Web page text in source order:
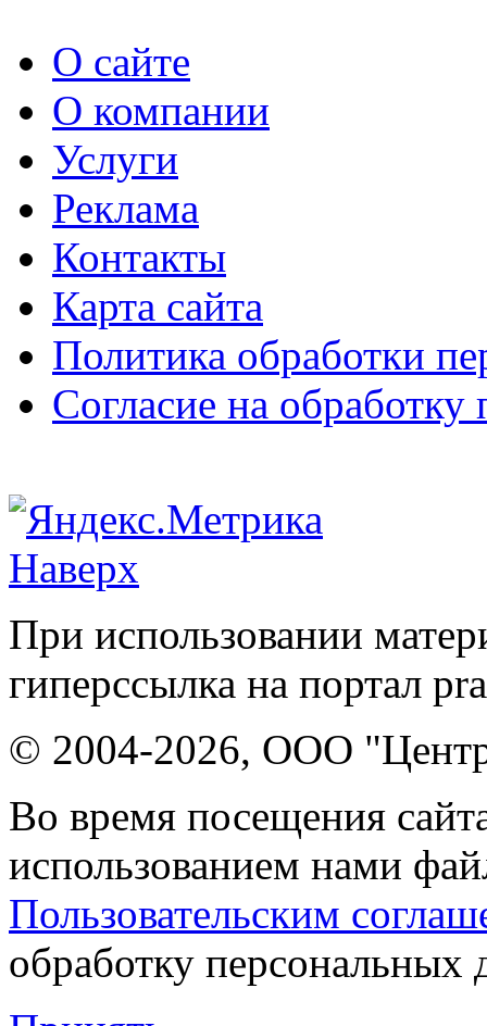
О сайте
О компании
Услуги
Реклама
Контакты
Карта сайта
Политика обработки
Согласие на
Наверх
При использовании
гиперссылка на портал
© 2004-2026, ООО "Центр
Во время посещения
использованием нами
Пользовательским
обработку персональных